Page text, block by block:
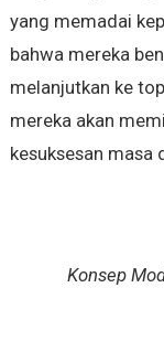
yang memadai
bahwa mereka
melanjutkan ke
mereka akan
kesuksesan masa
Konsep